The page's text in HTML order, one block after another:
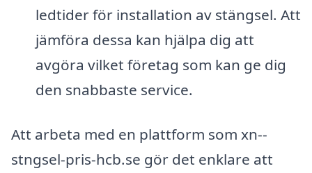
ledtider för installation av stängsel. Att
jämföra dessa kan hjälpa dig att
avgöra vilket företag som kan ge dig
den snabbaste service.
Att arbeta med en plattform som xn--
stngsel-pris-hcb.se gör det enklare att